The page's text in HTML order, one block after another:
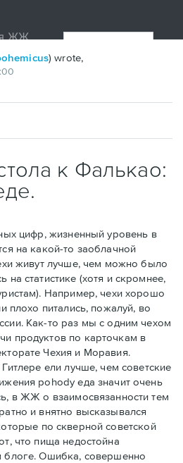
) wrote,
к Фалькао:
цифр, жизненный уровень в
на какой-то заоблачной
живут лучше, чем можно было
статистике (хотя и скромнее,
Например, чехи хорошо
плохо питались, пожалуй, во
Как-то раз мы с одним чехом
продуктов по карточкам в
Чехия и Моравия.
ели лучше, чем советские
pohody еда значит очень
в ЖЖ о взаимосвязанности тем
и внятно высказывался
по скверной советской
что пища недостойна
блоге. Ошибка, совершенно